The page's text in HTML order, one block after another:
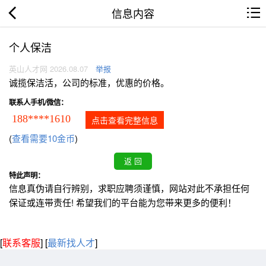
信息内容
个人保洁
英山人才网 2026.08.07 举报
诚揽保洁活，公司的标准，优惠的价格。
联系人手机/微信：
188****1610 点击查看完整信息
(查看需要10金币)
特此声明：
信息真伪请自行辨别，求职应聘须谨慎，网站对此不承担任何
保证或连带责任! 希望我们的平台能为您带来更多的便利！
[联系客服] [最新找人才]